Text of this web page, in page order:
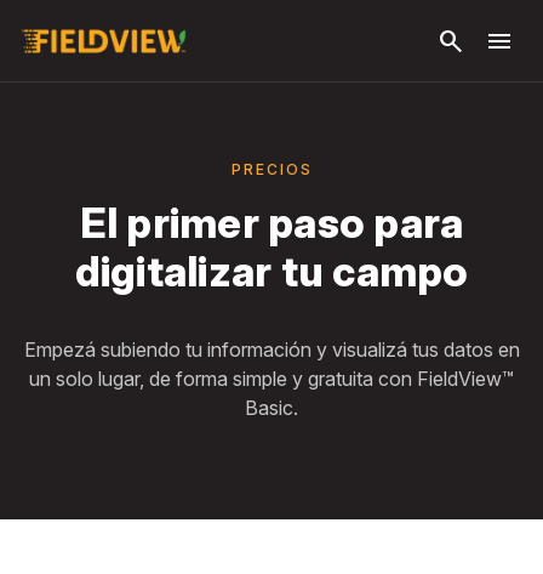
search menu
PRECIOS
El primer paso para
digitalizar tu campo
Empezá subiendo tu información y visualizá tus datos en
un solo lugar, de forma simple y gratuita con FieldView™
Basic.